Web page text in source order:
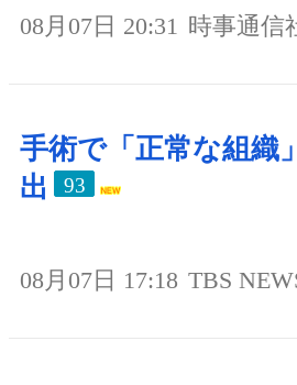
08月07日 20:31 時事通信
手術で「正常な組織
出
93
08月07日 17:18 TBS